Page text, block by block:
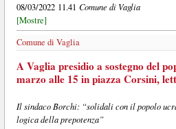
08/03/2022 11.41 Comune di Vaglia
[Mostre]
Comune di Vaglia
A Vaglia presidio a sostegno del
marzo alle 15 in piazza Corsini,
Il sindaco Borchi: “solidali con il popolo
logica della prepotenza”